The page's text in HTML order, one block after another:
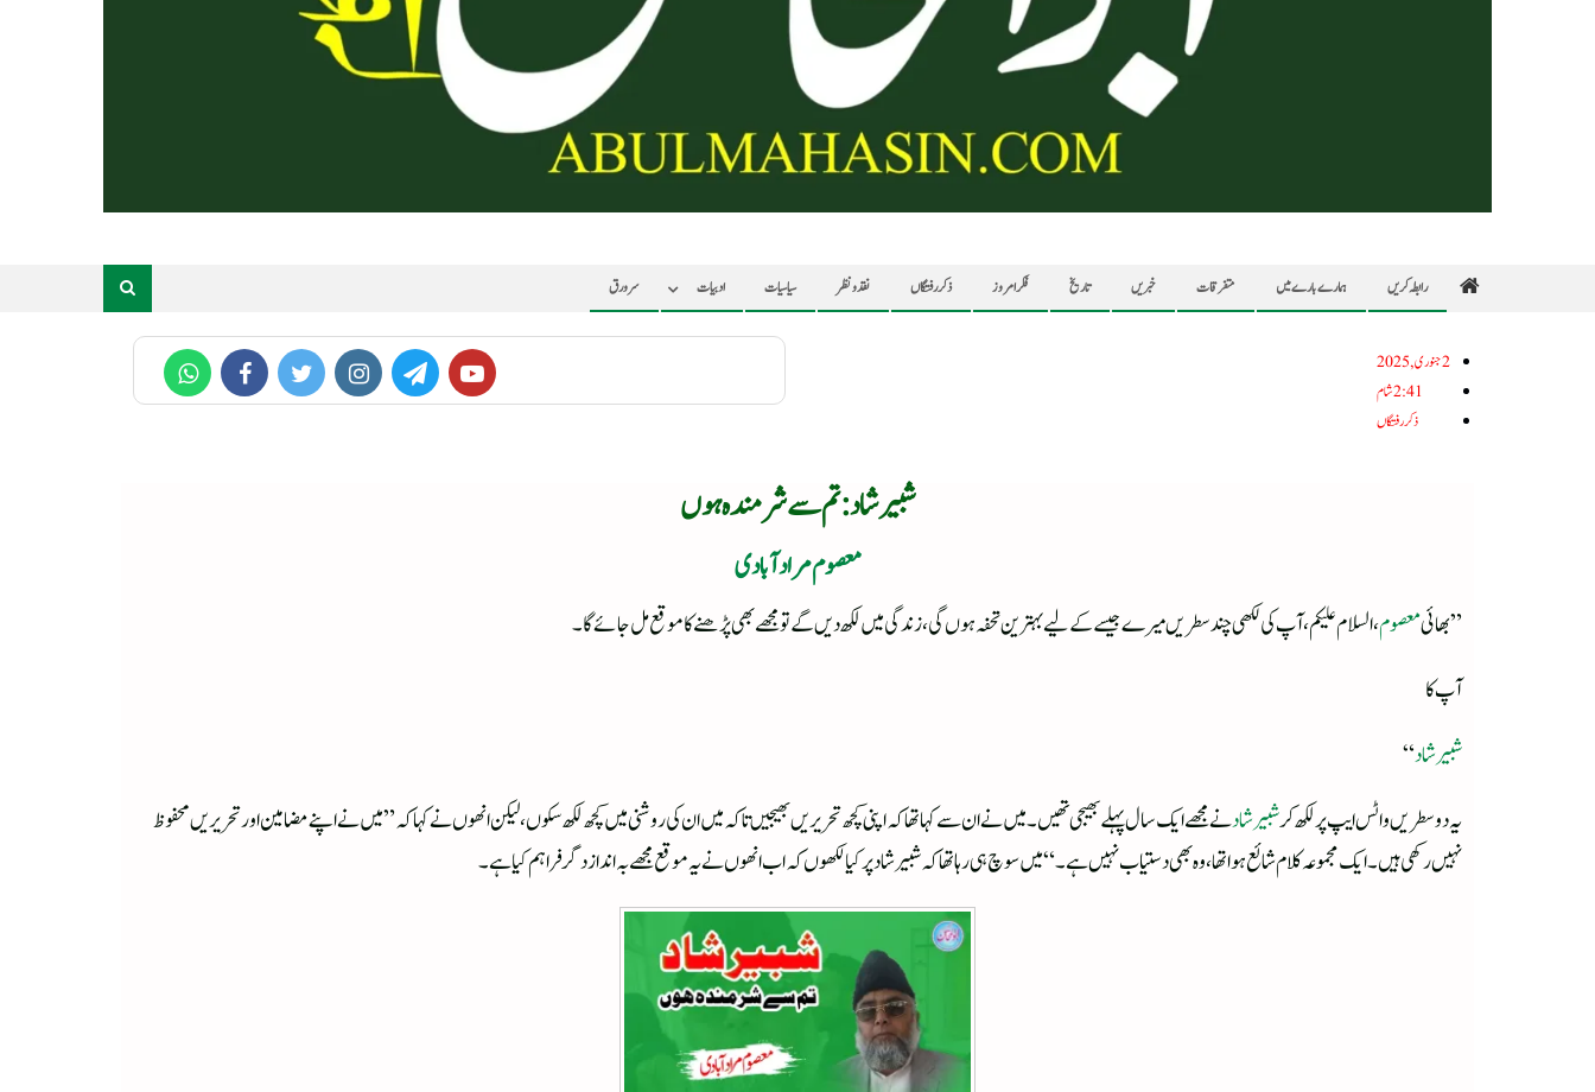
سرورق ادبیات سیاسیات نقد ونظر ذکر رفتگاں فکر امروز تاریخ خبریں متفرقات ہمارے بارے میں رابطہ کریں
2جنوری, 2025
2:41 شام
ذکر رفتگاں
شبیر شاد : تم سے شرمندہ ہوں
معصوم مرادآبادی
”بھائیمعصوم، السلام علیکم، آپ کی لکھی چند سطریں میرے جیسے کے لیے بہترین تحفہ ہوں گی، زندگی میں لکھ دیں گے تو مجھے بھی پڑھنے کا موقع مل جائے گا۔
آپ کا
شبیر شاد“
یہ دوسطریں واٹس ایپ پر لکھ کرشبیر شادنے مجھے ایک سال پہلے بھیجی تھیں۔ میں نے ان سے کہا تھا کہ اپنی کچھ تحریریں بھیجیں تاکہ میں ان کی روشنی میں کچھ لکھ سکوں، لیکن انھوں نے کہا کہ ”میں نے اپنے مضامین اور تحریریں محفوظ
نہیں رکھی ہیں۔ ایک مجموعہ کلام شائع ہوا تھا، وہ بھی دستیاب نہیں ہے۔“میں سوچ ہی رہا تھا کہ شبیر شاد پر کیا لکھوں کہ اب انھوں نے یہ موقع مجھے بہ انداز دگر فراہم کیا ہے۔